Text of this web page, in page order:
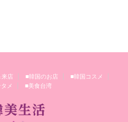
来店 ■韓国のお店
■韓国コスメ
メ
■美食台湾